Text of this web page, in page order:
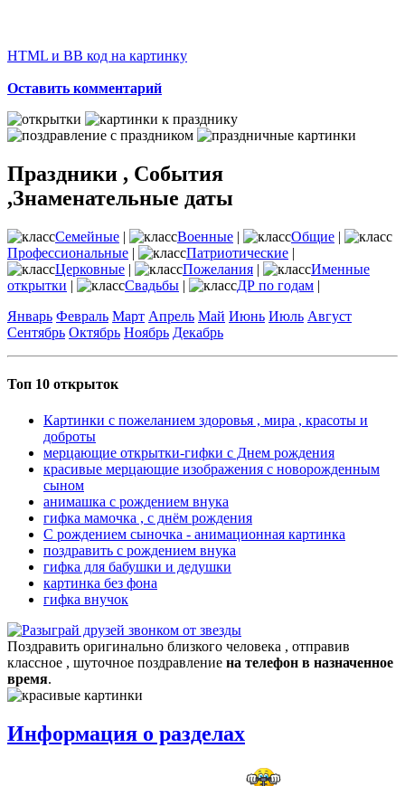
HTML и BB код на картинку
Оставить комментарий
Праздники , События
,Знаменательные даты
Семейные | Военные | Общие |
Профессиональные | Патриотические |
Церковные | Пожелания |
Именные
открытки | Свадьбы | ДР по годам |
Январь Февраль Март Апрель Май Июнь Июль Август
Сентябрь Октябрь Ноябрь Декабрь
Топ 10 открыток
Картинки с пожеланием здоровья , мира , красоты и
доброты
мерцающие открытки-гифки с Днем рождения
красивые мерцающие изображения с новорожденным
сыном
анимашка с рождением внука
гифка мамочка , с днём рождения
С рождением сыночка - анимационная картинка
поздравить с рождением внука
гифка для бабушки и дедушки
картинка без фона
гифка внучок
Поздравить оригинально близкого человека , отправив
классное , шуточное поздравление на телефон в назначенное
время.
Информация о разделах